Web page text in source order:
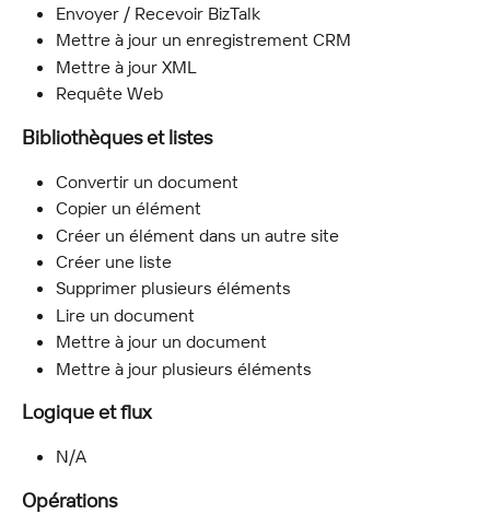
Envoyer / Recevoir BizTalk
Mettre à jour un enregistrement CRM
Mettre à jour XML
Requête Web
Bibliothèques et listes
Convertir un document
Copier un élément
Créer un élément dans un autre site
Créer une liste
Supprimer plusieurs éléments
Lire un document
Mettre à jour un document
Mettre à jour plusieurs éléments
Logique et flux
N/A
Opérations